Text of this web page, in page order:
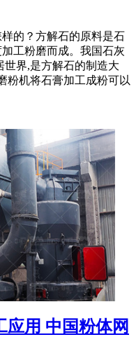
的？方解石的原料是石
工粉磨而成。我国石灰
界,是方解石的制造大
粉机将石膏加工成粉可以
用 中国粉体网